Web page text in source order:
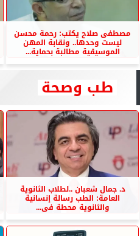
مصطفى صلاح يكتب: رحمة محسن
ليست وحدها.. ونقابة المهن
الموسيقية مطالبة بحماية...
طب وصحة
د. جمال شعبان ..لطلاب الثانوية
العامة: الطب رسالة إنسانية
والثانوية محطة فى...